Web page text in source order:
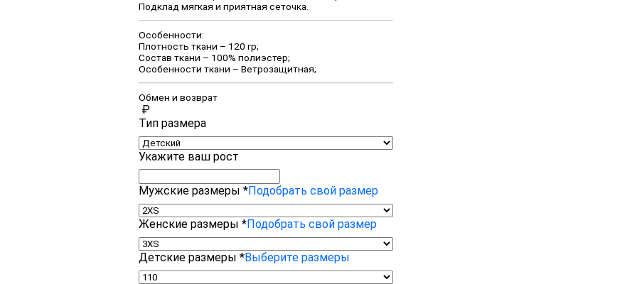
Подклад мягкая и приятная сеточка.
Особенности:
Плотность ткани – 120 гр;
Состав ткани – 100% полиэстер;
Особенности ткани – Ветрозащитная;
Обмен и возврат
₽
Тип размера
Укажите ваш рост
Мужские размеры *Подобрать свой размер
Женские размеры *Подобрать свой размер
Детские размеры *Выберите размеры